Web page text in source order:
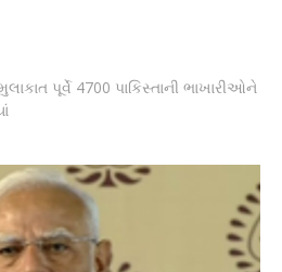
પૂર્વે 4700 પાકિસ્તાની ભાખારીઓને